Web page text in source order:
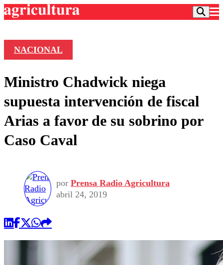
Frecuencias
Agricultura TV
Deportes
Colo Colo
Motor
Torneo Internacional
Torneo Nacional
Universidad Católica
Entretención
Noticias
Nacional
Política
Vida Social
Programas
Comercial
NACIONAL
Ministro Chadwick niega
supuesta intervención de fiscal
Arias a favor de su sobrino por
Caso Caval
por Prensa Radio Agricultura
abril 24, 2019